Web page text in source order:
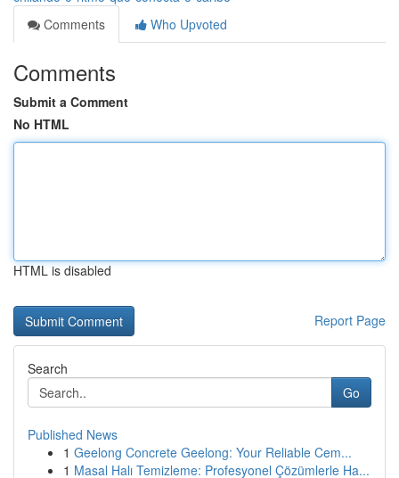
Comments
Who Upvoted
Comments
Submit a Comment
No HTML
HTML is disabled
Report Page
Search
Go
Published News
1 Geelong Concrete Geelong: Your Reliable Cem...
1 Masal Halı Temizleme: Profesyonel Çözümlerle Ha...